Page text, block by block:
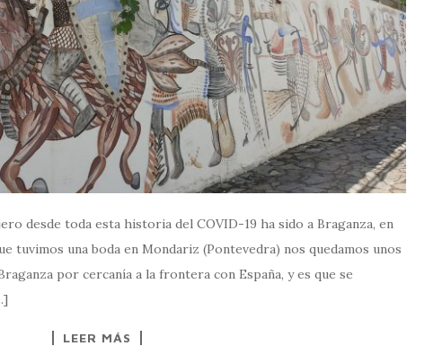
desde toda esta historia del COVID-19 ha sido a Braganza, en
tuvimos una boda en Mondariz (Pontevedra) nos quedamos unos
por cercanía a la frontera con España, y es que se
LEER MÁS